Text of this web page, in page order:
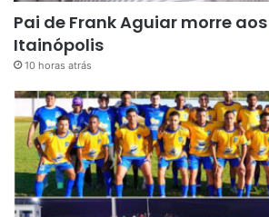
Pai de Frank Aguiar morre
Itainópolis
10 horas atrás